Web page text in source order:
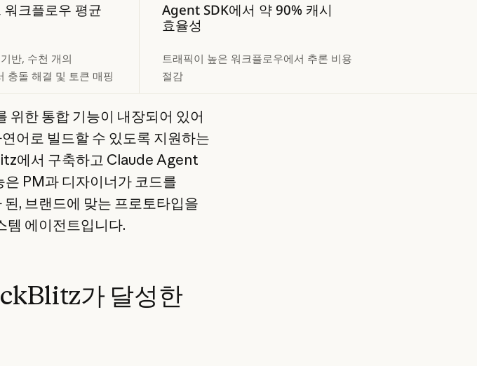
워크플로우 평균
반, 수천 개의
충돌 해결 및 토큰 매핑
Agent SDK에서 약 90% 캐시
효율성
트래픽이 높은 워크플로우에서 추론 비용
절감
위한 통합 기능이 내장되어 있어
어로 빌드할 수 있도록 지원하는
에서 구축하고 Claude Agent
PM과 디자이너가 코드를
, 브랜드에 맞는 프로토타입을
템 에이전트입니다.
가 달성한